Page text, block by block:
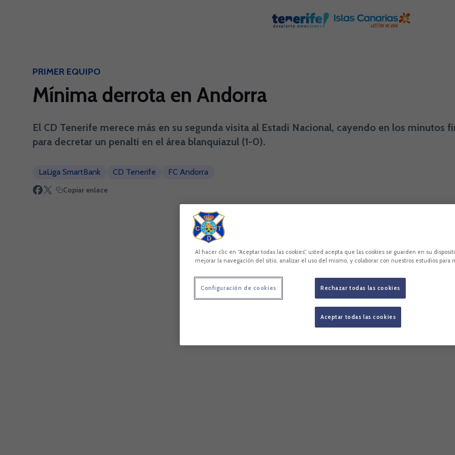
PRIMER EQUIPO
Mínima derrota en Andorra
El CD Tenerife merece más en su segunda visita al Estadi Nacional, cayendo en los minutos
para decretar un penalti en el área blanquiazul (1-0).
LaLiga SmartBank CD Tenerife FC Andorra
Copiar enlace
Al hacer clic en “Aceptar todas las cookies”, usted acepta que las cookies se guarden en su
mejorar la navegación del sitio, analizar el uso del mismo, y colaborar con nuestros estudios para
Rechazar todas las cookies
Aceptar todas las cookies
Configuración de cookies